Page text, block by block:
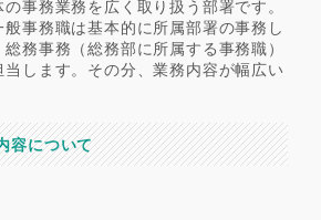
事務業務を広く取り扱う部署です。
事務職は基本的に所属部署の事務し
務事務（総務部に所属する事務職）
します。その分、業務内容が幅広い
容について